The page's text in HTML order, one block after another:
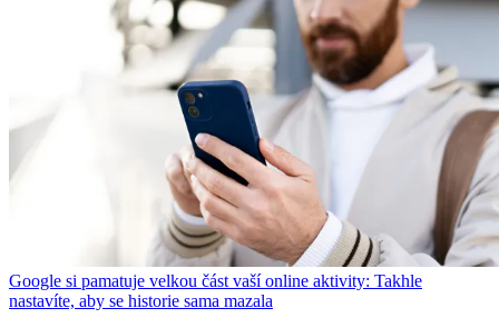
Google si pamatuje velkou část vaší online aktivity: Takhle
nastavíte, aby se historie sama mazala